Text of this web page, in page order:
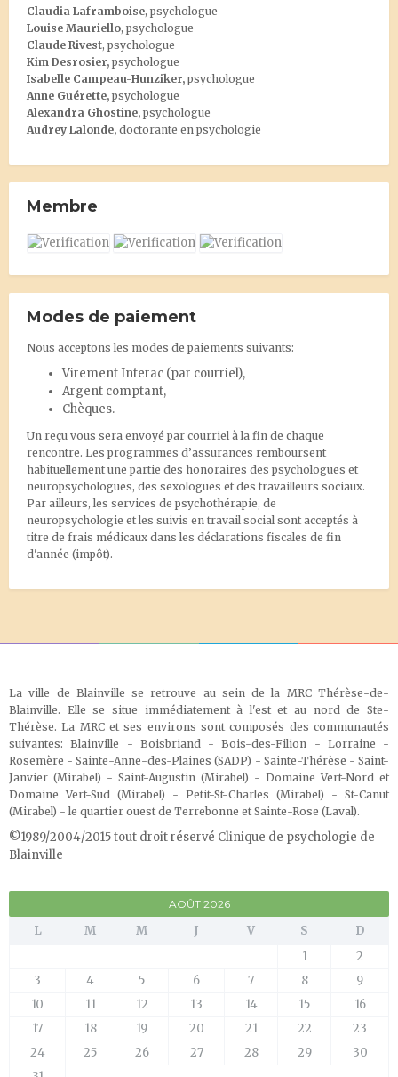
Claudia Laframboise, psychologue
Louise Mauriello, psychologue
Claude Rivest, psychologue
Kim Desrosier, psychologue
Isabelle Campeau-Hunziker, psychologue
Anne Guérette, psychologue
Alexandra Ghostine, psychologue
Audrey Lalonde, doctorante en psychologie
Membre
Modes de paiement
Nous acceptons les modes de paiements suivants:
Virement Interac (par courriel),
Argent comptant,
Chèques.
Un reçu vous sera envoyé par courriel à la fin de chaque
rencontre. Les programmes d’assurances remboursent
habituellement une partie des honoraires des psychologues et
neuropsychologues, des sexologues et des travailleurs sociaux.
Par ailleurs, les services de psychothérapie, de
neuropsychologie et les suivis en travail social sont acceptés à
titre de frais médicaux dans les déclarations fiscales de fin
d'année (impôt).
La ville de Blainville se retrouve au sein de la MRC Thérèse-de-
Blainville. Elle se situe immédiatement à l'est et au nord de Ste-
Thérèse. La MRC et ses environs sont composés des communautés
suivantes: Blainville - Boisbriand - Bois-des-Filion - Lorraine -
Rosemère - Sainte-Anne-des-Plaines (SADP) - Sainte-Thérèse - Saint-
Janvier (Mirabel) - Saint-Augustin (Mirabel) - Domaine Vert-Nord et
Domaine Vert-Sud (Mirabel) - Petit-St-Charles (Mirabel) - St-Canut
(Mirabel) - le quartier ouest de Terrebonne et Sainte-Rose (Laval).
©1989/2004/2015 tout droit réservé Clinique de psychologie de
Blainville
AOÛT 2026
L M M J V S
D
1
2
3
4 5 6 7 8
9
10
11 12 13 14 15
16
17
18 19 20 21 22
23
24
25 26 27 28 29
30